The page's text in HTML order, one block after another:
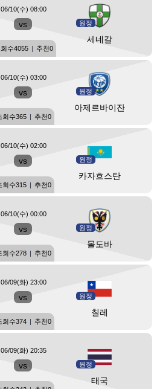
vs 원정
세네갈
06/10(수) 08:00
회수4055 | 추천0
vs 원정
아제르바이잔
06/10(수) 03:00
회수365 | 추천0
vs 원정
카자흐스탄
06/10(수) 02:00
회수315 | 추천0
vs 원정
몰도바
06/10(수) 00:00
회수278 | 추천0
vs 원정
칠레
06/09(화) 23:00
회수374 | 추천0
vs 원정
태국
06/09(화) 20:35